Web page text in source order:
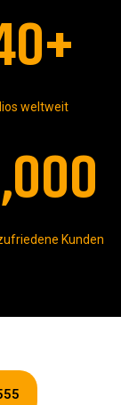
+
weltweit
Kunden